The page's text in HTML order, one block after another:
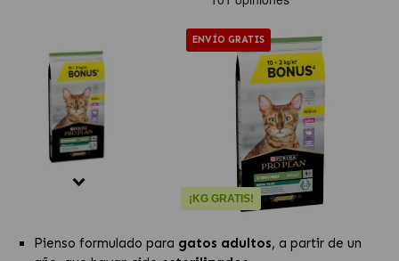
ENVÍO GRATIS
¡KG GRATIS!
Pienso formulado para gatos adultos, a partir de un